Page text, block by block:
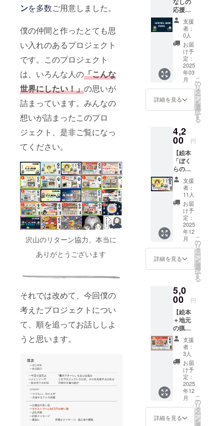
ンを多数ご用意しました。
僕の仲間と作ったとても思
い入れのあるプロジェクト
です。このプロジェクト
は、いろんな人の「こんな
世界にしたい！」の思いが
詰まっています。みんなの
想いが詰まったこのプロ
ジェクト、是非ご覧になっ
てください。
沢山のリターン協力、本当に
ありがとうございます
それでは改めて、今回僕の
考えたプロジェクトについ
て、順を追ってお話ししよ
うと思います。
す！
【備考
欄】に
お名前
をご記
入くだ
さい。
匿名希
望の場
合は匿
名希望
とご記
載くだ
バイス
にダウ
ンロー
ドして
お楽し
みいた
だけま
す。
【リ
ターン
内容】
1.今回
の支援
らの価
値」の
PDF
データ
(2025年
内目標)
本PDF
データ
は、個
人でお
楽しみ
いただ
くため
のもの
になり
ます。
著作権
おり、
無断で
布・転
載・改
変・販
売など
はご遠
慮くだ
さい。
SNS等
への公
開はご
支援者
様ご自
想や一
応援枠
です。
特に返
礼なし
で応援
してく
ださる
方、こ
ちらか
らお願
いしま
す。
支援
者：
0人
お届
け予
定：
2025
年03
月
詳細を見る
こ
の
リ
タ
ー
ン
を
選
択
す
る
4,2
00 円
【絵本
「ぼく
らの価
値」一
冊お届
けしま
す！】
本クラ
ウド
ファン
ディン
グのメ
イン
テー
マ、"好
きなこ
価値を
生む、
絵本か
らはじ
まる地
方創生
プロ
ジェク
ト！た
くさん
のご支
援お待
ちして
おりま
す！
【リ
ターン
支援
者：
11人
お届
け予
定：
2025
年12
月
詳細を見る
こ
の
リ
タ
ー
ン
を
選
択
す
る
5,0
00 円
【絵本
＋地元
の猟師
さん支
援！】
絵本の
支援に
800円を
加え
て、一
緒に地
元の猟
師さん
を支援
しませ
支援
者：
3人
お届
け予
定：
2025
年12
月
詳細を見る
こ
の
リ
タ
ー
ン
を